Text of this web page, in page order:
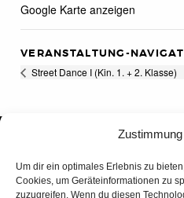
Um dir ein optimales Erlebnis zu
Cookies, um Geräteinformationen zu
zuzugreifen. Wenn du diesen
Google Karte anzeigen
VERANSTALTUNG-
Street Dance I (Kin. 1. + 2. Klasse)